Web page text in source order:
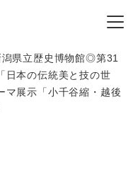
潟県立歴史博物館◎第31
日本の伝統美と技の世
マ展示「小千谷縮・越後